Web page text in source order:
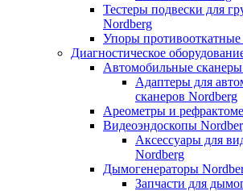
Тестеры подвески для
Nordberg
Упоры противооткатные
Диагностическое
Автомобильные
Адаптеры для
сканеров Nordberg
Ареометры и
Видеоэндоскопы
Аксессуары для
Nordberg
Дымогенераторы
Запчасти для